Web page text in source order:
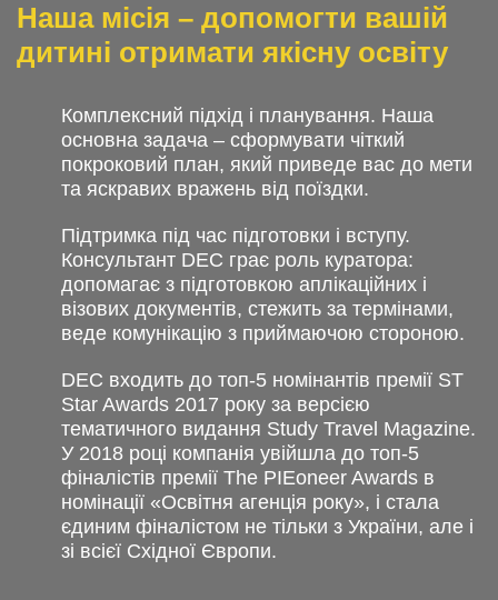
Наша місія – допомогти вашій
дитині отримати якісну освіту
Комплексний підхід і планування. Наша
основна задача – сформувати чіткий
покроковий план, який приведе вас до мети
та яскравих вражень від поїздки.
Підтримка під час підготовки і вступу.
Консультант DEC грає роль куратора:
допомагає з підготовкою аплікаційних і
візових документів, стежить за термінами,
веде комунікацію з приймаючою стороною.
DEC входить до топ-5 номінантів премії ST
Star Awards 2017 року за версією
тематичного видання Study Travel Magazine.
У 2018 році компанія увійшла до топ-5
фіналістів премії The PIEoneer Awards в
номінації «Освітня агенція року», і стала
єдиним фіналістом не тільки з України, але і
зі всієї Східної Європи.